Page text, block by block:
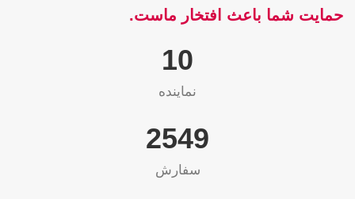
حمایت شما باعث افتخار ماست.
10
نماینده
2565
سفارش